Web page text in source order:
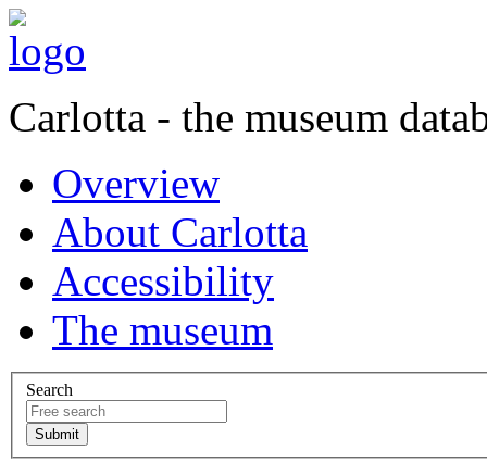
Carlotta - the museum
Overview
About Carlotta
Accessibility
The museum
Search